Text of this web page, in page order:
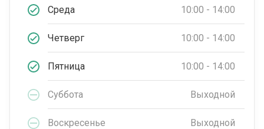
Среда 10:00 - 14:00
Четверг 10:00 - 14:00
Пятница 10:00 - 14:00
Суббота Выходной
Воскресенье Выходной